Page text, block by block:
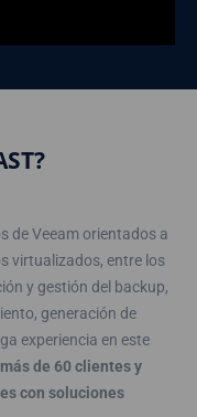
de Veeam orientados a
virtualizados, entre los
y gestión del backup,
generación de
experiencia en este
de 60 clientes y
con soluciones